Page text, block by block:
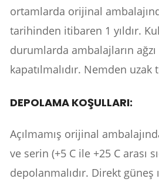
ortamlarda orijinal
tarihinden itibaren 1 yıldır.
durumlarda ambalajların ağzı
kapatılmalıdır. Nemden uzak
DEPOLAMA KOŞULLARI:
Açılmamış orijinal
ve serin (+5 C ile +25 C arası
depolanmalıdır. Direkt güneş